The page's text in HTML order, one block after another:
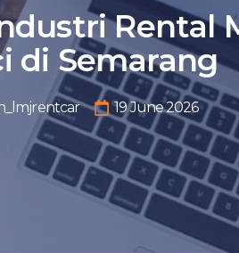
Rental
di Semarang
19 June 2026